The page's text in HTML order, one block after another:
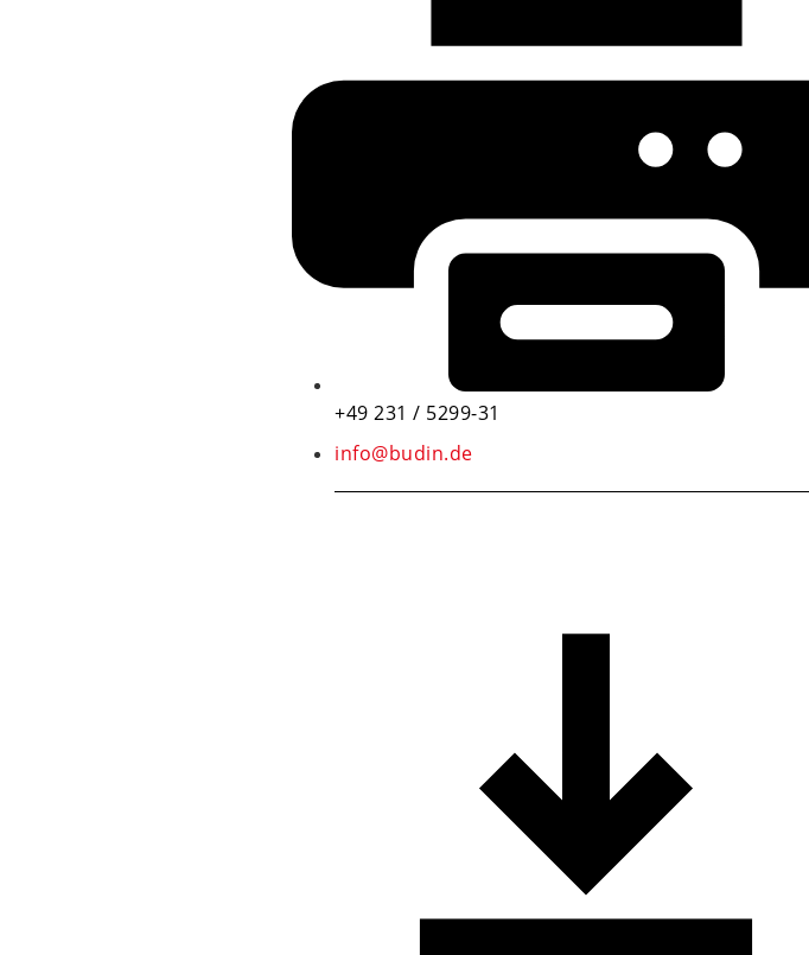
+49 231 / 5299-31
info@budin.de